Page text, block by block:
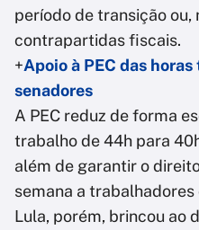
período de transição ou,
contrapartidas fiscais.
+Apoio à PEC das
senadores
A PEC reduz de forma
trabalho de 44h para
além de garantir o
semana a
Lula, porém, brincou ao